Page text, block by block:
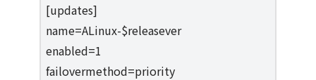
[updates]
name=ALinux-$releasever
enabled=1
failovermethod=priority